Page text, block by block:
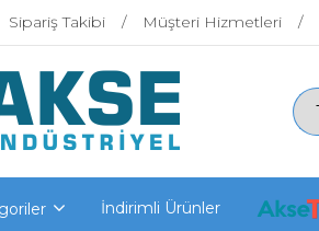
Sipariş Takibi Müşteri Hizmetleri
İndirimli Ürünler